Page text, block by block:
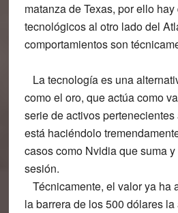
matanza de Texas, por ello
tecnológicos al otro lado del
comportamientos son
La tecnología es una
como el oro, que actúa como
serie de activos
está haciéndolo
casos como Nvidia que suma
sesión.
Técnicamente, el valor ya ha
la barrera de los 500 dólares